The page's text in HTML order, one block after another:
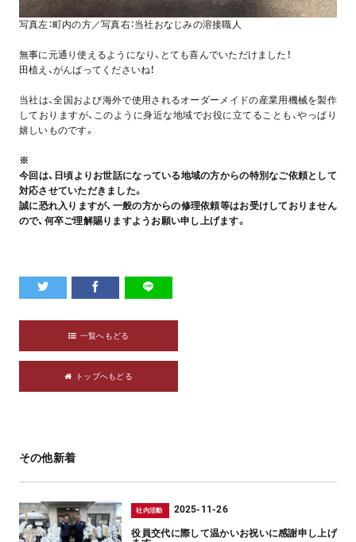
写真左：町内の方／写真右：当社おなじみの溶接職人
無事に元通り使えるようになり、とても喜んでいただけました！
田植え、がんばってくださいね！
当社は、全国および海外で使用されるオーダーメイドの産業用機械を製作
しておりますが、このように身近な地域でお役に立てることも、やっぱり
嬉しいものです。
※
今回は、日頃よりお世話になっている地域の方からの特別なご依頼として
対応させていただきました。
誠に恐れ入りますが、一般の方からの修理依頼等はお受けしておりません
ので、何卒ご理解賜りますようお願い申し上げます。
一覧へもどる
トップへもどる
その他新着
社内活動 2025-11-26
役員交代に際して温かいお祝いに感謝申し上げ